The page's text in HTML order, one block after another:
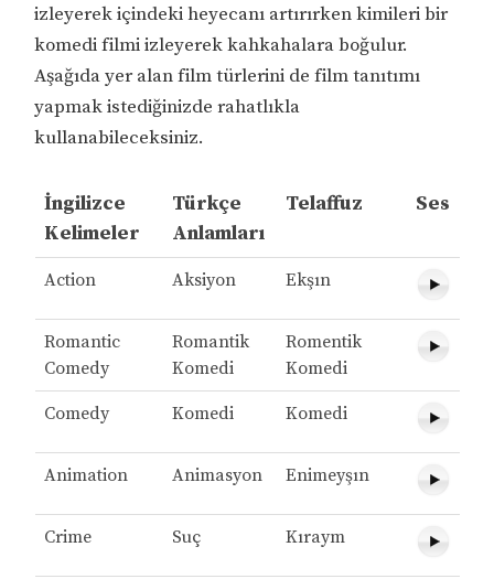
izleyerek içindeki heyecanı artırırken kimileri bir
komedi filmi izleyerek kahkahalara boğulur.
Aşağıda yer alan film türlerini de film tanıtımı
yapmak istediğinizde rahatlıkla
kullanabileceksiniz.
İngilizce
Kelimeler
Türkçe
Anlamları
Telaffuz Ses
Action Aksiyon Ekşın
Romantic
Comedy
Romantik
Komedi
Romentik
Komedi
Comedy Komedi Komedi
Animation Animasyon Enimeyşın
Crime Suç Kıraym